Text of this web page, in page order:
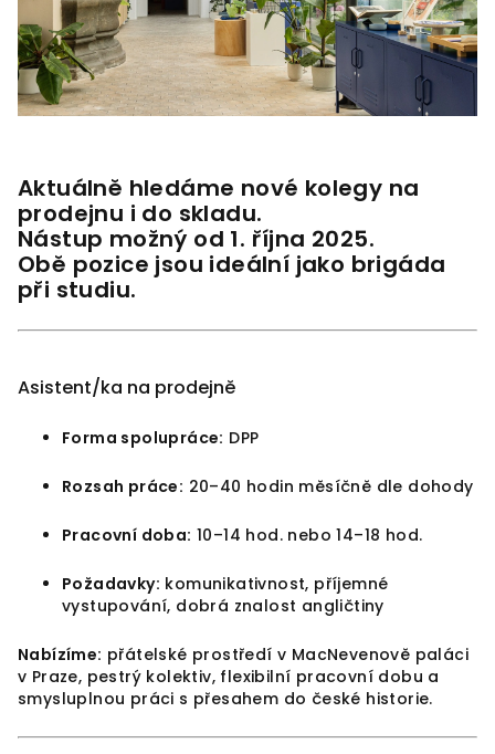
Aktuálně hledáme nové kolegy na
prodejnu i do skladu.
Nástup možný od 1. října 2025.
Obě pozice jsou ideální jako brigáda
při studiu.
Asistent/ka na prodejně
Forma spolupráce: DPP
Rozsah práce: 20–40 hodin měsíčně dle dohody
Pracovní doba: 10–14 hod. nebo 14–18 hod.
Požadavky: komunikativnost, příjemné
vystupování, dobrá znalost angličtiny
Nabízíme: přátelské prostředí v MacNevenově paláci
v Praze, pestrý kolektiv, flexibilní pracovní dobu a
smysluplnou práci s přesahem do české historie.